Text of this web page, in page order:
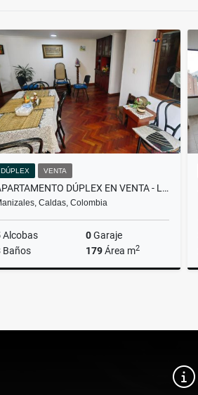
DÚPLEX VENTA
APARTAMENTO DÚPLEX EN VENTA - LAURELES - MANIZALES
Caldas, Colombia
Alcobas 0Garaje
Baños 179Área m2